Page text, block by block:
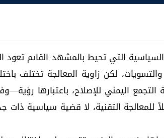
التي تحيط بالمشهد القاىم تعود
لكن زاوية المعالجة تختلف
التجمع اليمني للإصلاح، باعتبارها
للمعالجة التقنية، لا قضية سياسية ذات